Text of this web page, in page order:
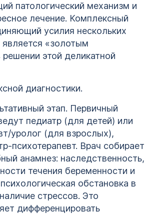
патологический механизм и
лечение. Комплексный
усилия нескольких
является «золотым
этой деликатной
диагностики.
этап. Первичный
педиатр (для детей) или
уролог (для взрослых),
психотерапевт. Врач собирает
анамнез: наследственность,
течения беременности и
обстановка в
стрессов. Это
дифференцировать